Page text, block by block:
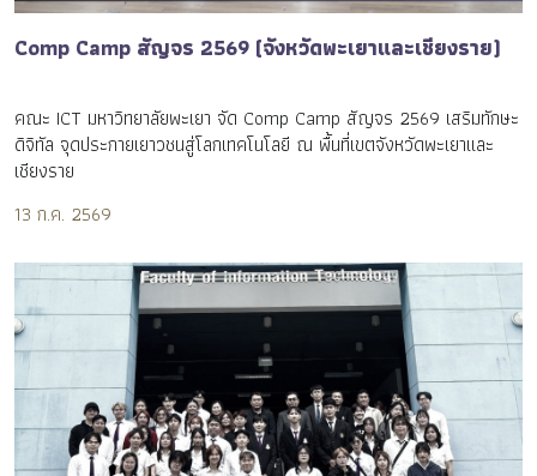
Comp Camp สัญจร 2569 (จังหวัดพะเยาและเชียงราย)
คณะ ICT มหาวิทยาลัยพะเยา จัด Comp Camp สัญจร 2569 เสริมทักษะ
ดิจิทัล จุดประกายเยาวชนสู่โลกเทคโนโลยี ณ พื้นที่เขตจังหวัดพะเยาและ
เชียงราย
13 ก.ค. 2569